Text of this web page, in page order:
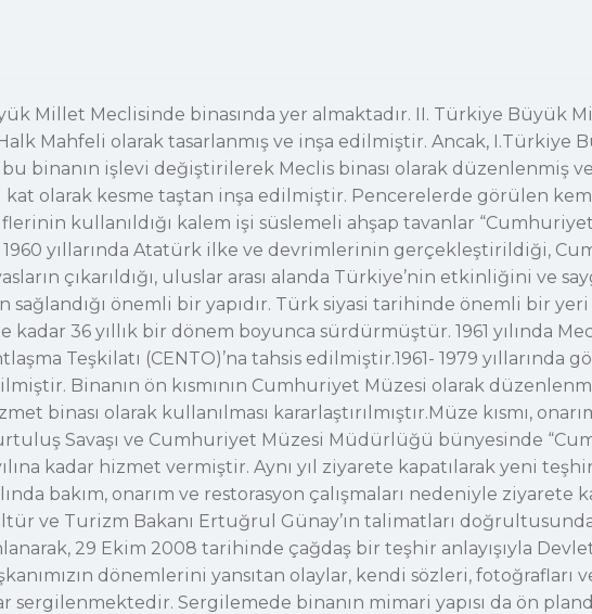
Millet Meclisinde binasında yer almaktadır. II. Türkiye Büyük
Mahfeli olarak tasarlanmış ve inşa edilmiştir. Ancak, I.Türkiye
binanın işlevi değiştirilerek Meclis binası olarak düzenlenmiş ve
kat olarak kesme taştan inşa edilmiştir. Pencerelerde görülen
kullanıldığı kalem işi süslemeli ahşap tavanlar
yıllarında Atatürk ilke ve devrimlerinin gerçekleştirildiği,
çıkarıldığı, uluslar arası alanda Türkiye’nin etkinliğini ve
sağlandığı önemli bir yapıdır. Türk siyasi tarihinde önemli bir
kadar 36 yıllık bir dönem boyunca sürdürmüştür. 1961 yılında
Teşkilatı (CENTO)’na tahsis edilmiştir.1961- 1979 yıllarında
Binanın ön kısmının Cumhuriyet Müzesi olarak
binası olarak kullanılması kararlaştırılmıştır.Müze kısmı,
Savaşı ve Cumhuriyet Müzesi Müdürlüğü bünyesinde
kadar hizmet vermiştir. Aynı yıl ziyarete kapatılarak yeni
bakım, onarım ve restorasyon çalışmaları nedeniyle ziyarete
ve Turizm Bakanı Ertuğrul Günay’ın talimatları
29 Ekim 2008 tarihinde çağdaş bir teşhir anlayışıyla
dönemlerini yansıtan olaylar, kendi sözleri, fotoğrafları
sergilenmektedir. Sergilemede binanın mimari yapısı da ön